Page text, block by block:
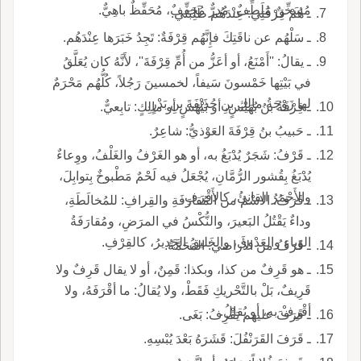
مُسَخِّنٌ مُلَطِّفٌ، مُدِرٌّ مُجَفِّفٌ، مُحَفِّظٌ باهِيٌّ.
ـ هُمْ قِرْفَتِي: عِنْدَهُم طَلِبَتي.
ـ سَلْهُم عن ناقَتِكَ فإِنَّهُم قِرْفَةٌ: تَجِدُ خَبَرَها عِنْدَهُم.
ـ يقالُ: ''أَمْنَعُ، أو أعَزُّ من أُمِّ قِرْفَةَ''، لأَنَّهُ كان يُعَلَّقُ
في بَيْتِها خَمْسونَ سَيفاً، لخمسينَ رَجُلاً، كُلُّهُم مَحْرَمٌ
لها زَوْجَةُ مالِكِ بنِ حُذَيْفَةَ بنِ بَدْرٍ.
ـ قِرْفَةُ بنُ بُهَيْسٍ، أو بَيْهَسٍ أو مالِكٍ: تابِعيٌّ.
ـ حَبيبُ بنُ قِرْفَةَ العَوْذيُّ: شاعِرٌ.
ـ قَرْفُ: شَجَرٌ يُدْبَغُ به، أو هو الغَرْفُ والغَلْفُ، ووِعاءٌ
يُدْبَغُ بِقُشور الرُّمَّانِ، يُجْعَلُ فيه لَحْمٌ مَطْبوخٌ بِتوابِلَ،
والأَحْمَرُ القانِئُ، كالأَقْرَفِ.
ـ قَرَفُ: الاسْمُ من المُقارَفَةِ والقِرافِ: للمُخالَطَةِ،
وداءٌ يَقْتُلُ البَعيرَ، والنُّكْسُ في المرَضِ، ومُقارَفَةُ
الوَباءِ والعَدْوى، والخَليقُ الجَديرُ، كالقِرْفِ.ـ قَرَفُ من الأَراضي: المَحَمَّةُ.
ـ هو قَرِفٌ من كذا، وبكذا: قَمِنٌ، أو لا يقال قَرِفٌ ولا
قَرِيفٌ، بَلْ بالتَّحْريكِ فَقَطْ، ولا يُقالُ: ما أقْرَفَهُ، ولا
أقْرِفْ به، أو يُقالُ.ـ قَرَفَ عليهم يَقْرِفُ: بَغَى.
ـ قَرَفَ القَرَنْفُلَ: قَشَرَهُ بَعْدَ يُبْسِهِ.